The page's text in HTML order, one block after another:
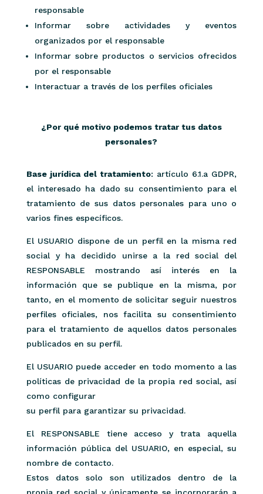
responsable
Informar sobre actividades y eventos
organizados por el responsable
Informar sobre productos o servicios ofrecidos
por el responsable
Interactuar a través de los perfiles oficiales
¿Por qué motivo podemos tratar tus datos
personales?
Base jurídica del tratamiento: artículo 6.1.a GDPR,
el interesado ha dado su consentimiento para el
tratamiento de sus datos personales para uno o
varios fines específicos.
El USUARIO dispone de un perfil en la misma red
social y ha decidido unirse a la red social del
RESPONSABLE mostrando así interés en la
información que se publique en la misma, por
tanto, en el momento de solicitar seguir nuestros
perfiles oficiales, nos facilita su consentimiento
para el tratamiento de aquellos datos personales
publicados en su perfil.
El USUARIO puede acceder en todo momento a las
políticas de privacidad de la propia red social, así
como configurar
su perfil para garantizar su privacidad.
El RESPONSABLE tiene acceso y trata aquella
información pública del USUARIO, en especial, su
nombre de contacto.
Estos datos solo son utilizados dentro de la